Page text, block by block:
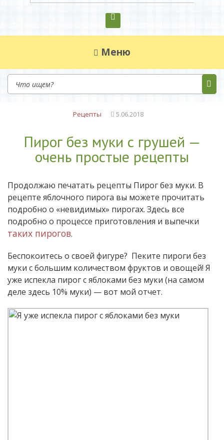
Диетическое питание
Диетическое питание — рецепты на каждый
Меню
Рецепты 5.06.2018
Пирог без муки с грушей —
очень простые рецепты
Продолжаю печатать рецепты Пирог без муки. В
рецепте яблочного пирога вы можете прочитать
подробно о «невидимых» пирогах. Здесь все
подробно о процессе приготовления и выпечки
таких пирогов.
Беспокоитесь о своей фигуре? Пеките пироги без
муки с большим количеством фруктов и овощей! Я
уже испекла пирог с яблоками без муки (на самом
деле здесь 10% муки) — вот мой отчет.